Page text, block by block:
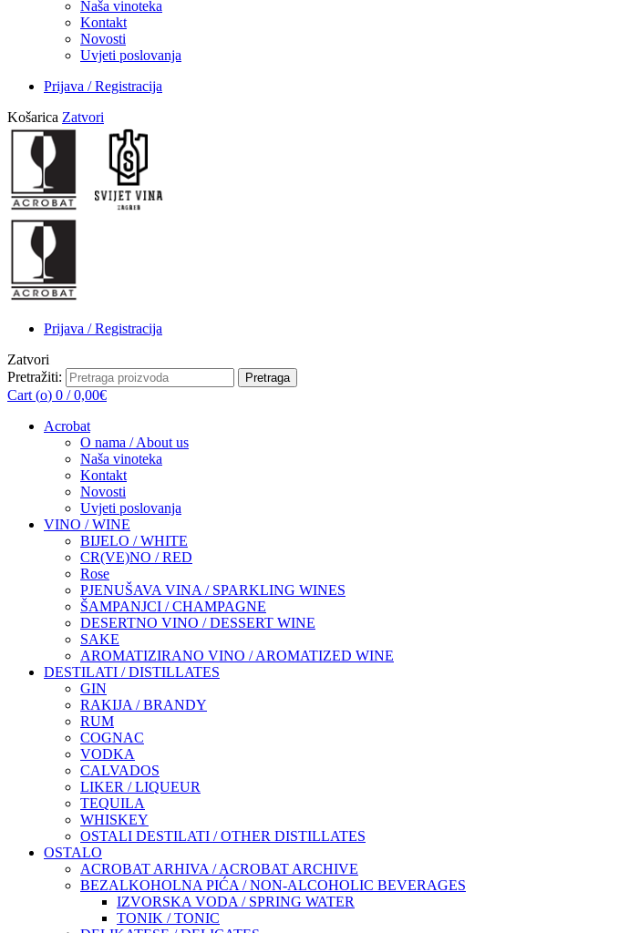
Naša vinoteka
Kontakt
Novosti
Uvjeti poslovanja
Prijava / Registracija
Košarica Zatvori
Prijava / Registracija
Zatvori
Pretražiti:
Pretraga
Cart (o) 0 / 0,00€
Acrobat
O nama / About us
Naša vinoteka
Kontakt
Novosti
Uvjeti poslovanja
VINO / WINE
BIJELO / WHITE
CR(VE)NO / RED
Rose
PJENUŠAVA VINA / SPARKLING WINES
ŠAMPANJCI / CHAMPAGNE
DESERTNO VINO / DESSERT WINE
SAKE
AROMATIZIRANO VINO / AROMATIZED WINE
DESTILATI / DISTILLATES
GIN
RAKIJA / BRANDY
RUM
COGNAC
VODKA
CALVADOS
LIKER / LIQUEUR
TEQUILA
WHISKEY
OSTALI DESTILATI / OTHER DISTILLATES
OSTALO
ACROBAT ARHIVA / ACROBAT ARCHIVE
BEZALKOHOLNA PIĆA / NON-ALCOHOLIC BEVERAGES
IZVORSKA VODA / SPRING WATER
TONIK / TONIC